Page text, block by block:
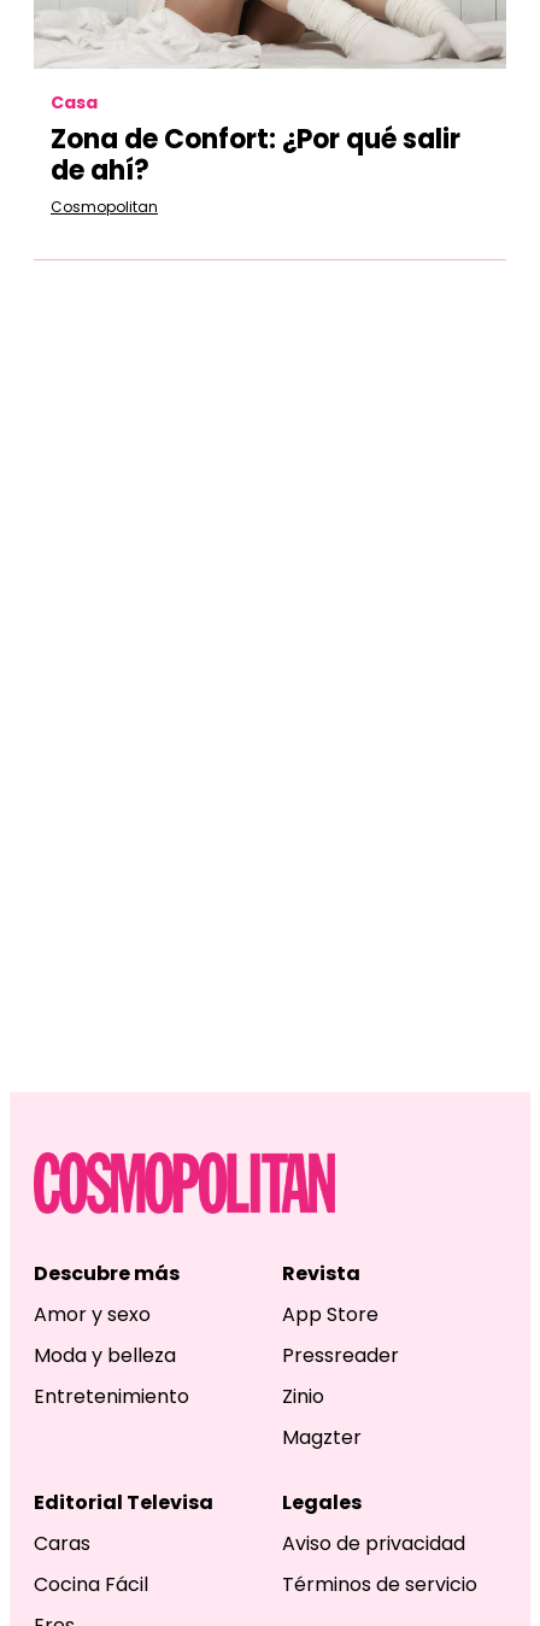
Casa
Zona de Confort: ¿Por qué salir
de ahí?
Cosmopolitan
Descubre más
Amor y sexo
Moda y belleza
Entretenimiento
Revista
App Store
Pressreader
Zinio
Magzter
Editorial Televisa
Caras
Cocina Fácil
Legales
Aviso de privacidad
Términos de servicio